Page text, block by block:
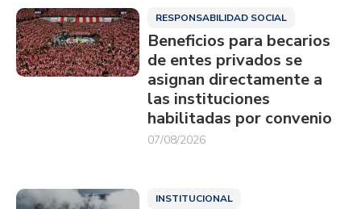
RESPONSABILIDAD SOCIAL
Beneficios para becarios
de entes privados se
asignan directamente a
las instituciones
habilitadas por convenio
07/08/2026
INSTITUCIONAL